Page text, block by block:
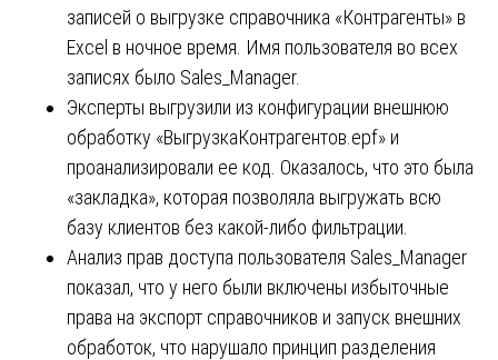
записей о выгрузке справочника «Контрагенты» в
Excel в ночное время. Имя пользователя во всех
записях было Sales_Manager.
Эксперты выгрузили из конфигурации внешнюю
обработку «ВыгрузкаКонтрагентов.epf» и
проанализировали ее код. Оказалось, что это была
«закладка», которая позволяла выгружать всю
базу клиентов без какой-либо фильтрации.
Анализ прав доступа пользователя Sales_Manager
показал, что у него были включены избыточные
права на экспорт справочников и запуск внешних
обработок, что нарушало принцип разделения